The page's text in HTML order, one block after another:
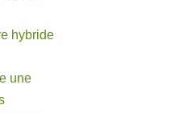
hybride
une